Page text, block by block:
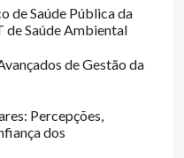
de Saúde Pública da
de Saúde Ambiental
de Gestão da
Percepções,
dos